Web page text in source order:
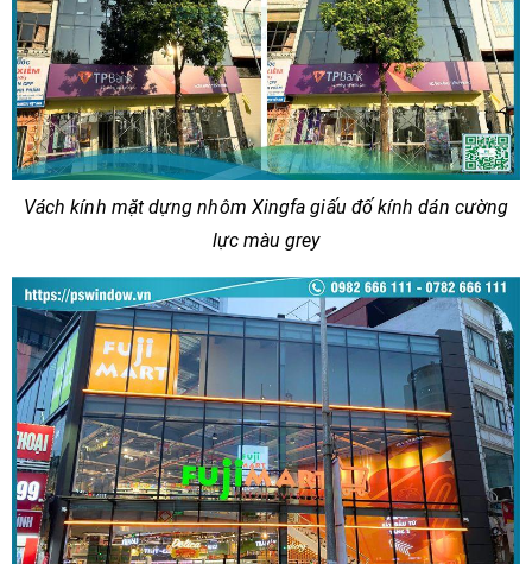
Vách kính mặt dựng nhôm Xingfa giấu đố kính dán cường
lực màu grey